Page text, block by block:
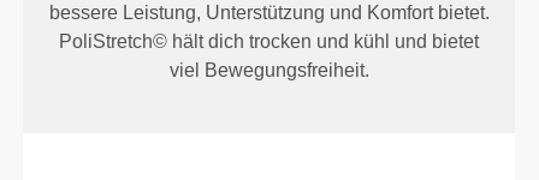
bessere Leistung, Unterstützung und Komfort bietet.
PoliStretch© hält dich trocken und kühl und bietet
viel Bewegungsfreiheit.